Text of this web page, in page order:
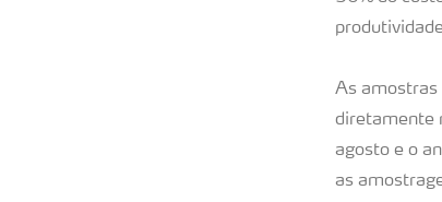
As amostras
diretamente
agosto e o
as